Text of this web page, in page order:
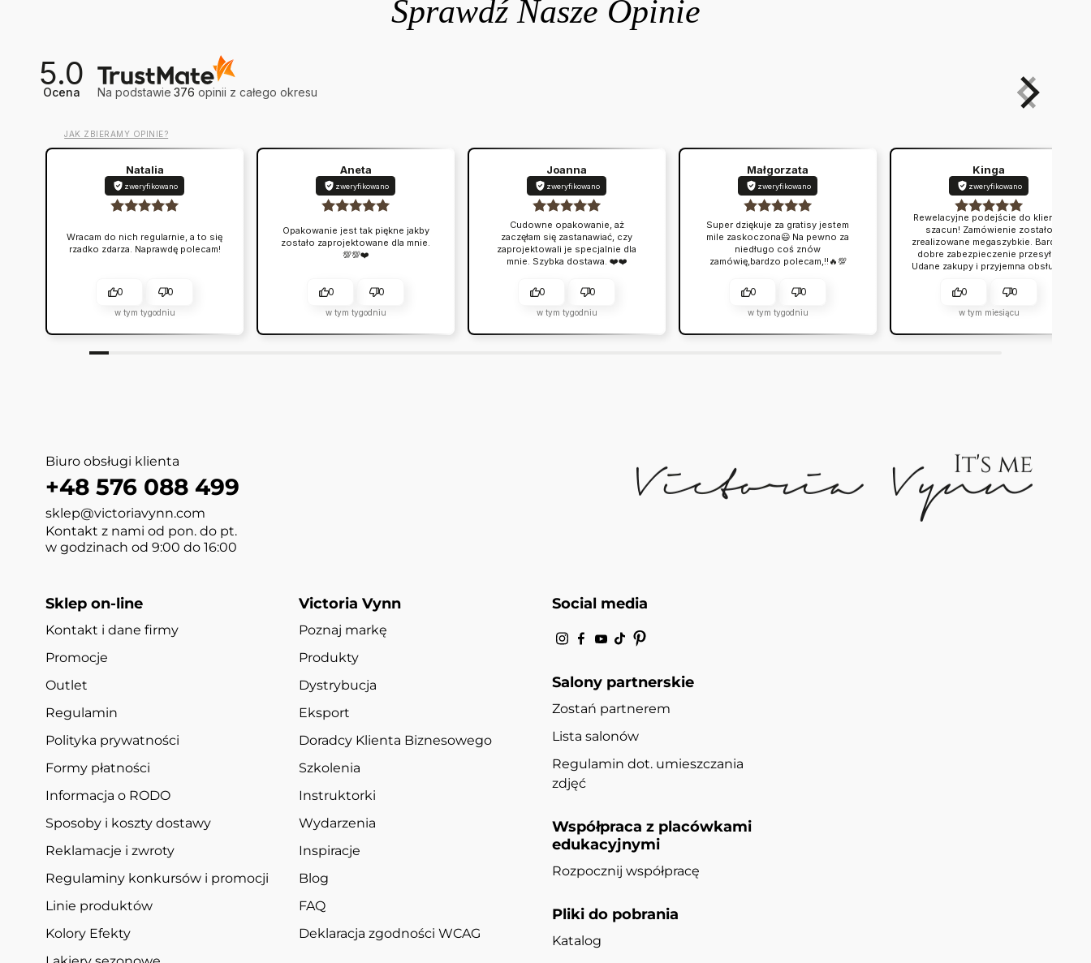
5.0
Ocena Na podstawie 376 opinii z całego okresu
JAK ZBIERAMY OPINIE?
Natalia
zweryfikowano
Wracam do nich regularnie, a to się
rzadko zdarza. Naprawdę polecam!
0 0
w tym tygodniu
Aneta
zweryfikowano
Opakowanie jest tak piękne jakby
zostało zaprojektowane dla mnie.
💯💯❤️
0 0
w tym tygodniu
Joanna
zweryfikowano
Cudowne opakowanie, aż
zaczęłam się zastanawiać, czy
zaprojektowali je specjalnie dla
mnie. Szybka dostawa. ❤️❤️
0 0
w tym tygodniu
Małgorzata
zweryfikowano
Super dziękuje za gratisy jestem
mile zaskoczona😃 Na pewno za
niedługo coś znów
zamówię,bardzo polecam,!!🔥💯
0 0
w tym tygodniu
Kinga
zweryfikowano
Rewelacyjne podejście do klienta,
szacun! Zamówienie zostało
zrealizowane megaszybkie. Bardzo
dobre zabezpieczenie przesyłki.
Udane zakupy i przyjemna obsługa.
0 0
w tym miesiącu
Biuro obsługi klienta
+48 576 088 499
sklep@victoriavynn.com
Kontakt z nami od pon. do pt.
w godzinach od 9:00 do 16:00
Sklep on-line
Kontakt i dane firmy
Promocje
Outlet
Regulamin
Polityka prywatności
Formy płatności
Informacja o RODO
Sposoby i koszty dostawy
Reklamacje i zwroty
Regulaminy konkursów i promocji
Linie produktów
Kolory Efekty
Victoria Vynn
Poznaj markę
Produkty
Dystrybucja
Eksport
Doradcy Klienta Biznesowego
Szkolenia
Instruktorki
Wydarzenia
Inspiracje
Blog
FAQ
Deklaracja zgodności WCAG
Social media
Salony partnerskie
Zostań partnerem
Lista salonów
Regulamin dot. umieszczania
zdjęć
Współpraca z placówkami
edukacyjnymi
Rozpocznij współpracę
Pliki do pobrania
Katalog